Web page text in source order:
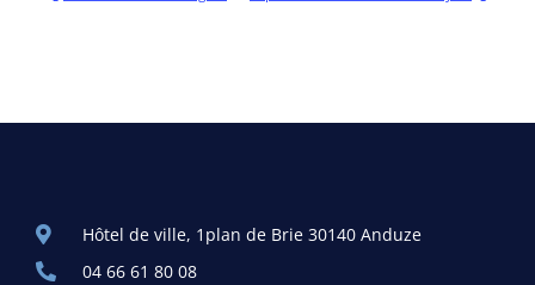
Hôtel de ville, 1plan de Brie 30140 Anduze
04 66 61 80 08